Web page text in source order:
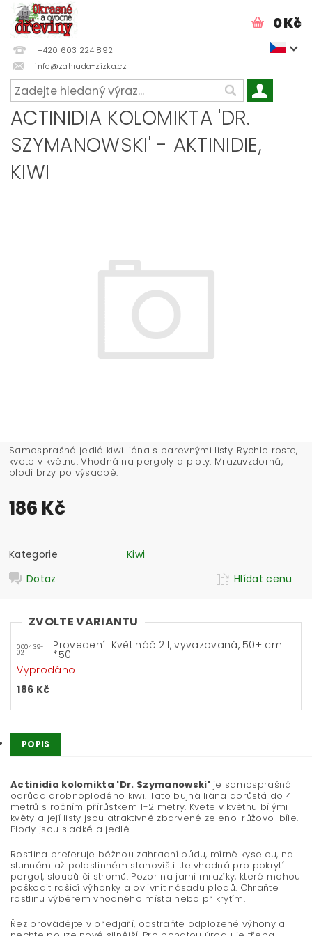
+420 603 224 892
info@zahrada-zizka.cz
0 Kč
ACTINIDIA KOLOMIKTA 'DR.
SZYMANOWSKI' - AKTINIDIE,
KIWI
Samosprašná jedlá kiwi liána s barevnými listy. Rychle roste,
kvete v květnu. Vhodná na pergoly a ploty. Mrazuvzdorná,
plodí brzy po výsadbě.
186 Kč
Kategorie
Kiwi
Dotaz
Hlídat cenu
ZVOLTE VARIANTU
000439-
02
Provedení: Květináč 2 l, vyvazovaná, 50+ cm
*50
Vyprodáno
186 Kč
POPIS
Actinidia kolomikta 'Dr. Szymanowski'je samosprašná
odrůda drobnoplodého kiwi. Tato bujná liána dorůstá do 4
metrů s ročním přírůstkem 1-2 metry. Kvete v květnu bílými
květy a její listy jsou atraktivně zbarvené zeleno-růžovo-bíle.
Plody jsou sladké a jedlé.
Rostlina preferuje běžnou zahradní půdu, mírně kyselou, na
slunném až polostinném stanovišti. Je vhodná pro pokrytí
pergol, sloupů či stromů. Pozor na jarní mrazíky, které mohou
poškodit rašící výhonky a ovlivnit násadu plodů. Chraňte
rostlinu výběrem vhodného místa nebo přikrytím.
Řez provádějte v předjaří, odstraňte odplozené výhony a